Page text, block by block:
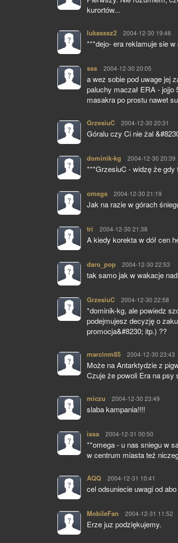
kurortów...
lukasssz2 pisze:
2004-12-30 19:46
***dejo- era reklamuje sie
sss pisze:
2004-12-30 20:05
a wez sobie pod uwage jej
paluchy maczał ERA -
masakra po prostu nawet
GrzesiuC pisze:
2004-12-30 20:31
Góralu czy Ci nie żal
dominik-kg pisze:
2004-12-30 20:39
***GrzesiuC - widzę że
omega pisze:
2004-12-30 21:19
Jak na razie w górach
tri pisze:
2004-12-30 21:38
A kiedy korekta w dół cen
daro_pop pisze:
2004-12-30 22:53
tak samo jak w wakacje
GrzesiuC pisze:
2004-12-30 22:58
*dominik-kg, ale powiedz
podejmujesz decyzję o
promocja&#8230; itp.) ??
marcinm85 pisze:
2004-12-30 23:43
Może na Antarktydzie z
Czuje że powoli Era na psy
miczu pisze:
2004-12-30 23:49
slaba kampania!!!!
issa pisze:
2004-12-31 00:50
**omega - u nas sniegu w
w centrum miasta też
AQQ pisze:
2004-12-31 10:41
cel odsuniecie uwagi od abo
MobileFan pisze:
2004-12-31 11:52
Erze juz podziękujemy.